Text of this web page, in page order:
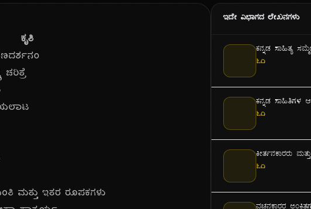
ಕೃತಿ
ಚರಿತ್ರೆ
ಮತ್ತು ಇತರ ರೂಪಕಗಳು
ಇದೇ ವಿಭಾಗದ ಲೇಖನಗಳು
ಕನ್ನಡ ಸಾಹಿತ್ಯ
ಓದಿ
ಕನ್ನಡ ಸಾಹಿತಿಗಳ
ಓದಿ
ಕೀರ್ತನಕಾರರು
ಓದಿ